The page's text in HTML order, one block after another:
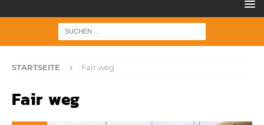
STARTSEITE Fair weg
Fair weg